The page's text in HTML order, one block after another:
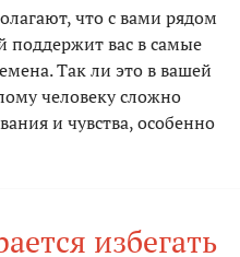
что с вами рядом
поддержит вас в самые
Так ли это в вашей
человеку сложно
и чувства, особенно
избегать